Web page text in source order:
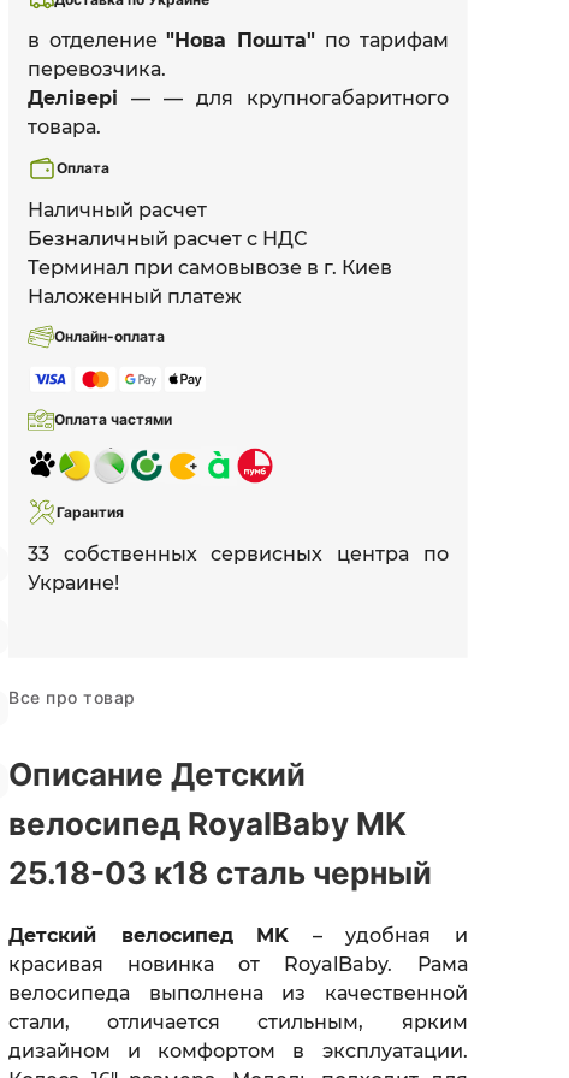
в отделение"Нова Пошта" по тарифам
перевозчика.
Делівері — — для крупногабаритного
товара.
Оплата
Наличный расчет
Безналичный расчет с НДС
Терминал при самовывозе в г. Киев
Наложенный платеж
Онлайн-оплата
Оплата частями
Гарантия
33 собственных сервисных центра по
Украине!
Все про товар
Описание Детский
велосипед RoyalBaby MK
25.18-03 к18 сталь черный
Детский велосипед MK – удобная и
красивая новинка от RoyalBaby.
Рама
велосипеда выполнена из качественной
стали, отличается стильным, ярким
дизайном и комфортом в эксплуатации.